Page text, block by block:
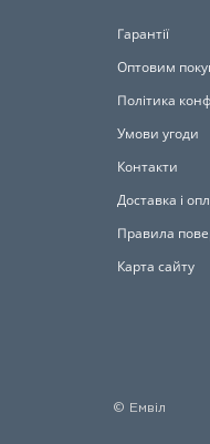
Гарантії
Оптовим
Політика
Умови угоди
Контакти
Доставка і
Правила
Карта сайту
© Емвіл